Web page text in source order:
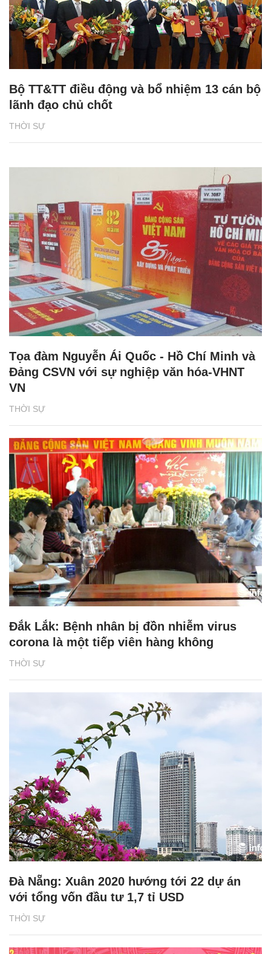
THỜI SỰ
Bộ TT&TT điều động và bổ nhiệm 13 cán bộ
lãnh đạo chủ chốt
THỜI SỰ
Tọa đàm Nguyễn Ái Quốc - Hồ Chí Minh và
Đảng CSVN với sự nghiệp văn hóa-VHNT
VN
THỜI SỰ
Đắk Lắk: Bệnh nhân bị đồn nhiễm virus
corona là một tiếp viên hàng không
THỜI SỰ
Đà Nẵng: Xuân 2020 hướng tới 22 dự án
với tổng vốn đầu tư 1,7 tỉ USD